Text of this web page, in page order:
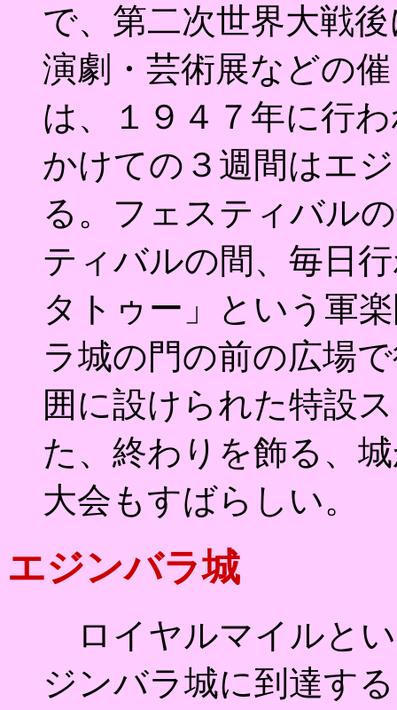
で、第二次世界大戦
演劇・芸術展などの
は、１９４７年に行
かけての３週間はエ
る。フェスティバル
ティバルの間、毎日
タトゥー」という軍
ラ城の門の前の広場
囲に設けられた特設
た、終わりを飾る、
大会もすばらしい。
エジンバラ城
ロイヤルマイルと
ジンバラ城に到達す